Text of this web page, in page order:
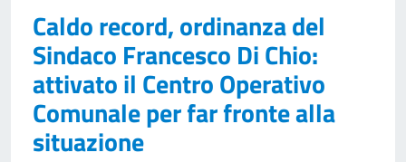
Caldo record, ordinanza del
Sindaco Francesco Di Chio:
attivato il Centro Operativo
Comunale per far fronte alla
situazione